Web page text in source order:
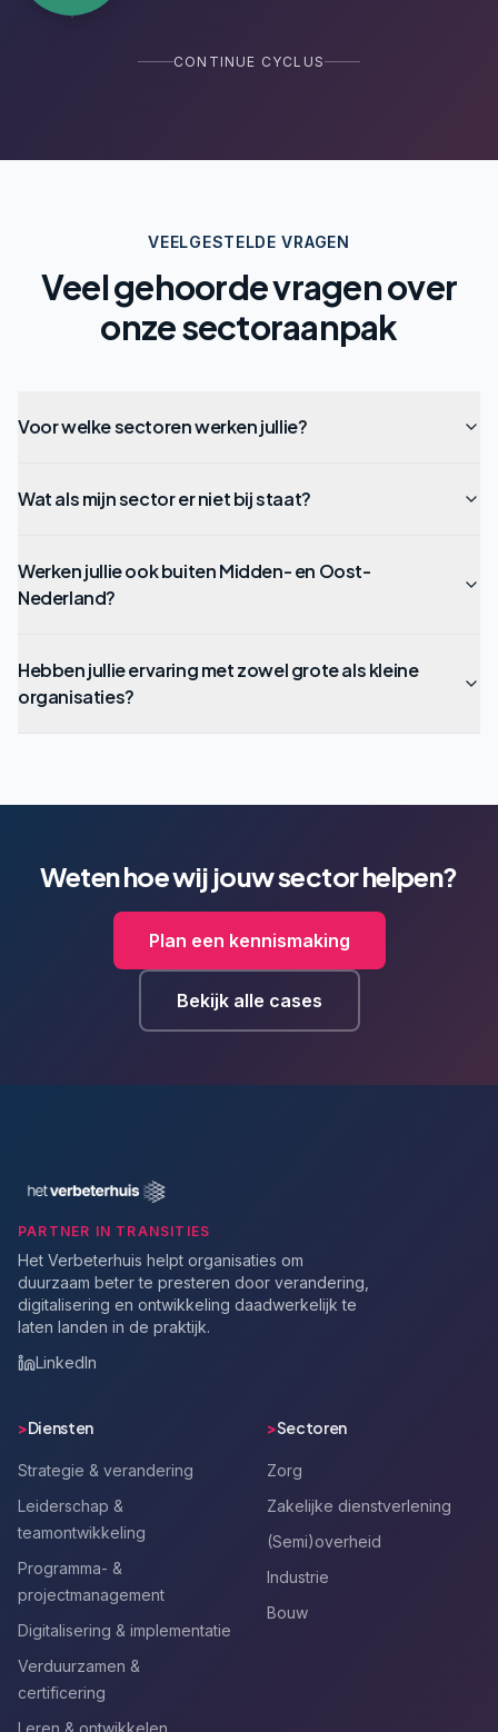
CONTINUE CYCLUS
VEELGESTELDE VRAGEN
Veel gehoorde vragen over
onze sectoraanpak
Voor welke sectoren werken jullie?
Wat als mijn sector er niet bij staat?
Werken jullie ook buiten Midden- en Oost-
Nederland?
Hebben jullie ervaring met zowel grote als kleine
organisaties?
Weten hoe wij jouw sector helpen?
Plan een kennismaking
Bekijk alle cases
PARTNER IN TRANSITIES
Het Verbeterhuis helpt organisaties om
duurzaam beter te presteren door verandering,
digitalisering en ontwikkeling daadwerkelijk te
laten landen in de praktijk.
LinkedIn
>Diensten
Strategie & verandering
Leiderschap &
teamontwikkeling
Programma- &
projectmanagement
Digitalisering & implementatie
Verduurzamen &
certificering
Leren & ontwikkelen
>Sectoren
Zorg
Zakelijke dienstverlening
(Semi)overheid
Industrie
Bouw